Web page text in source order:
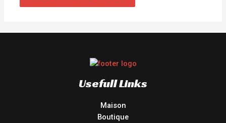
Usefull Links
Maison
Boutique